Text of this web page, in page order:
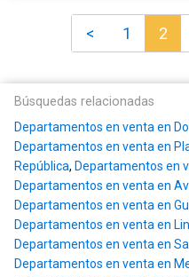
< 1 2
Búsquedas relacionadas
Departamentos en venta en
Departamentos en venta en
República, Departamentos en
Departamentos en venta en
Departamentos en venta en
Departamentos en venta en
Departamentos en venta en
Departamentos en venta en